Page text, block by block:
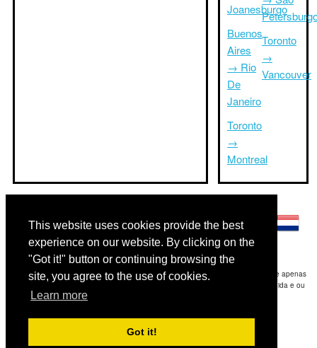
This website uses cookies provide the best
experience on our website. By clicking on the
"Got it!" button or continuing browsing the
site, you agree to the use of cookies.
Learn more
Got it!
Joanesburgo
Buenos
Aires
→ Rio
De
Janeiro
Toronto
→
Montreal
Toronto
→
Vancouver
Disclaimer: As informações apresentadas neste site é a nossa melhor estimativa e apenas
para sua referência.Triptimeto.com não se responsabiliza por qualquer atraso de ida e ou
consequentes danos / resultou das informações fornecidas.
Copyright 2015-2026
Contact Usfor feedback.